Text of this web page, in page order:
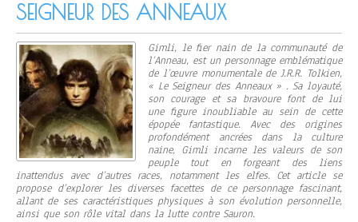
SEIGNEUR DES ANNEAUX
Gimli, le fier nain de la communauté de
l’Anneau, est un personnage emblématique
de l’œuvre monumentale de J.R.R. Tolkien,
« Le Seigneur des Anneaux » . Sa loyauté,
son courage et sa bravoure font de lui
une figure inoubliable au sein de cette
épopée fantastique. Avec des origines
profondément ancrées dans la culture
naine, Gimli incarne les valeurs de son
peuple tout en forgeant des liens
inattendus avec d’autres races, notamment les elfes. Cet article se
propose d’explorer les diverses facettes de ce personnage fascinant,
allant de ses caractéristiques physiques à son évolution personnelle,
ainsi que son rôle vital dans la lutte contre Sauron.